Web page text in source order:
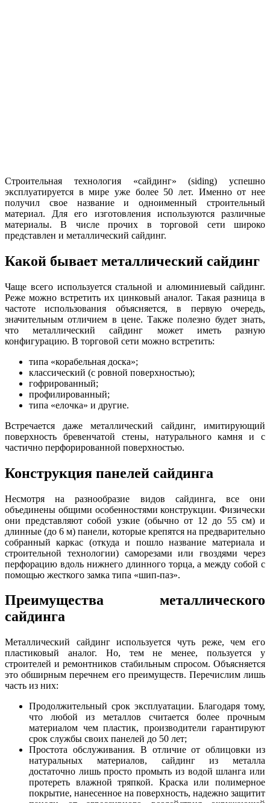
Строительная технология «сайдинг» (siding) успешно
эксплуатируется в мире уже более 50 лет. Именно от нее
получил свое название и одноименный строительный
материал. Для его изготовления используются различные
материалы. В числе прочих в торговой сети широко
представлен и металлический сайдинг.
Какой бывает металлический сайдинг
Чаще всего используется стальной и алюминиевый сайдинг.
Реже можно встретить их цинковый аналог. Такая разница в
частоте использования объясняется, в первую очередь,
значительным отличием в цене. Также полезно будет знать,
что металлический сайдинг может иметь разную
конфигурацию. В торговой сети можно встретить:
типа «корабельная доска»;
классический (с ровной поверхностью);
гофрированный;
профилированный;
типа «елочка» и другие.
Встречается даже металлический сайдинг, имитирующий
поверхность бревенчатой стены, натурального камня и с
частично перфорированной поверхностью.
Конструкция панелей сайдинга
Несмотря на разнообразие видов сайдинга, все они
объединены общими особенностями конструкции. Физически
они представляют собой узкие (обычно от 12 до 55 см) и
длинные (до 6 м) панели, которые крепятся на предварительно
собранный каркас (откуда и пошло название материала и
строительной технологии) саморезами или гвоздями через
перфорацию вдоль нижнего длинного торца, а между собой с
помощью жесткого замка типа «шип-паз».
Преимущества металлического
сайдинга
Металлический сайдинг используется чуть реже, чем его
пластиковый аналог. Но, тем не менее, пользуется у
строителей и ремонтников стабильным спросом. Объясняется
это обширным перечнем его преимуществ. Перечислим лишь
часть из них:
Продолжительный срок эксплуатации. Благодаря тому,
что любой из металлов считается более прочным
материалом чем пластик, производители гарантируют
срок службы своих панелей до 50 лет;
Простота обслуживания. В отличие от облицовки из
натуральных материалов, сайдинг из металла
достаточно лишь просто промыть из водой шланга или
протереть влажной тряпкой. Краска или полимерное
покрытие, нанесенное на поверхность, надежно защитит